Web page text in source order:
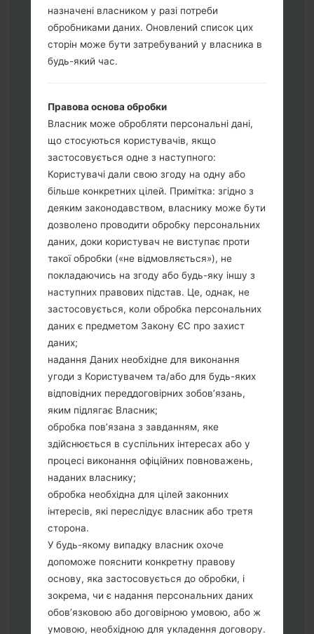
Завантажте на свій ПК:
Вам потрібно 1 (Вибрати 1 файл
прошивки тут) або 5 (Вибрати 5 файл
прошивки тут) файлів для прошивки:
AP: "System & Recovery"
CP: "Modem & Radio"
CSC_***: "Country & Region & Operator"
HOME_CSC_***: "Country & Region &
Operator"
Додайте усі файли у програму Odin 3.
Якщо ви хочете прошити телефон та
скинути до заводських налаштувань
оберіть CSC_***, у іншому випадку
виберіть HOME_CSC_*** для
збереження Ваших даних.
Тепер вимкніть пристрій і увійдіть у
"Download" режим. Усі методи як це
зробити:
Натисніть та утримуйти клавіші:
живлення, збільшення гучності та Bixbi.
Натисніть та утримуйте клавіші:
зменшення та збільшення гучності.
Підключивши телефон до ПК
використовуючи USB кабель.
Натисніть та утримуйти клавіші:
живлення, збільшення гучності та
додому.
Підключіть USB кабель та натисніть
клавіші: зменшення звуку та Bixbi.
Натисніть та утримуйти клавіші:
живлення та збільшення гучності.
Далі підключить телефон до ПК,
програма Odin повина виявити Ваш
назначені власником у разі потреби
обробниками даних. Оновлений список цих
сторін може бути затребуваний у власника в
будь-який час.
Правова основа обробки
Власник може обробляти персональні дані,
що стосуються користувачів, якщо
застосовується одне з наступного:
Користувачі дали свою згоду на одну або
більше конкретних цілей. Примітка: згідно з
деяким законодавством, власнику може бути
дозволено проводити обробку персональних
даних, доки користувач не виступає проти
такої обробки («не відмовляється»), не
покладаючись на згоду або будь-яку іншу з
наступних правових підстав. Це, однак, не
застосовується, коли обробка персональних
даних є предметом Закону ЄС про захист
даних;
надання Даних необхідне для виконання
угоди з Користувачем та/або для будь-яких
відповідних переддоговірних зобов’язань,
яким підлягає Власник;
обробка пов’язана з завданням, яке
здійснюється в суспільних інтересах або у
процесі виконання офіційних повноважень,
наданих власнику;
обробка необхідна для цілей законних
інтересів, які переслідує власник або третя
сторона.
У будь-якому випадку власник охоче
допоможе пояснити конкретну правову
основу, яка застосовується до обробки, і
зокрема, чи є надання персональних даних
обов’язковою або договірною умовою, або ж
умовою, необхідною для укладення договору.